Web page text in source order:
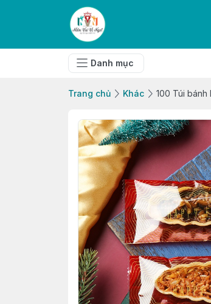
Danh mục
Trang chủ Khác 100 Túi bánh